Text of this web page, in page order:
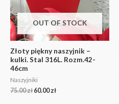
OUT OF STOCK
Złoty piękny naszyjnik –
kulki. Stal 316L. Rozm.42-
46cm
Naszyjniki
75.00zł 60.00zł